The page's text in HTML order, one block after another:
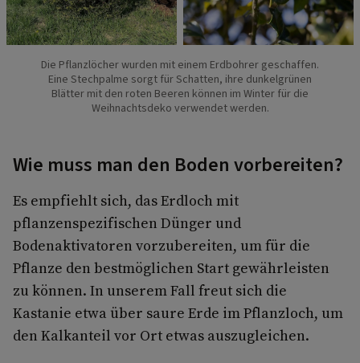
Die Pflanzlöcher wurden mit einem Erdbohrer geschaffen.
Eine Stechpalme sorgt für Schatten, ihre dunkelgrünen
Blätter mit den roten Beeren können im Winter für die
Weihnachtsdeko verwendet werden.
Wie muss man den Boden vorbereiten?
Es empfiehlt sich, das Erdloch mit
pflanzenspezifischen Dünger und
Bodenaktivatoren vorzubereiten, um für die
Pflanze den bestmöglichen Start gewährleisten
zu können. In unserem Fall freut sich die
Kastanie etwa über saure Erde im Pflanzloch, um
den Kalkanteil vor Ort etwas auszugleichen.